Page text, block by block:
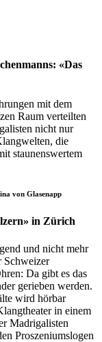
«Das
mit dem
Raum verteilten
nicht nur
die
staunenswertem
von Glasenapp
in Zürich
und nicht mehr
Schweizer
Da gibt es das
gerieben werden.
wird hörbar
in einem
Madrigalisten
Proszeniumslogen